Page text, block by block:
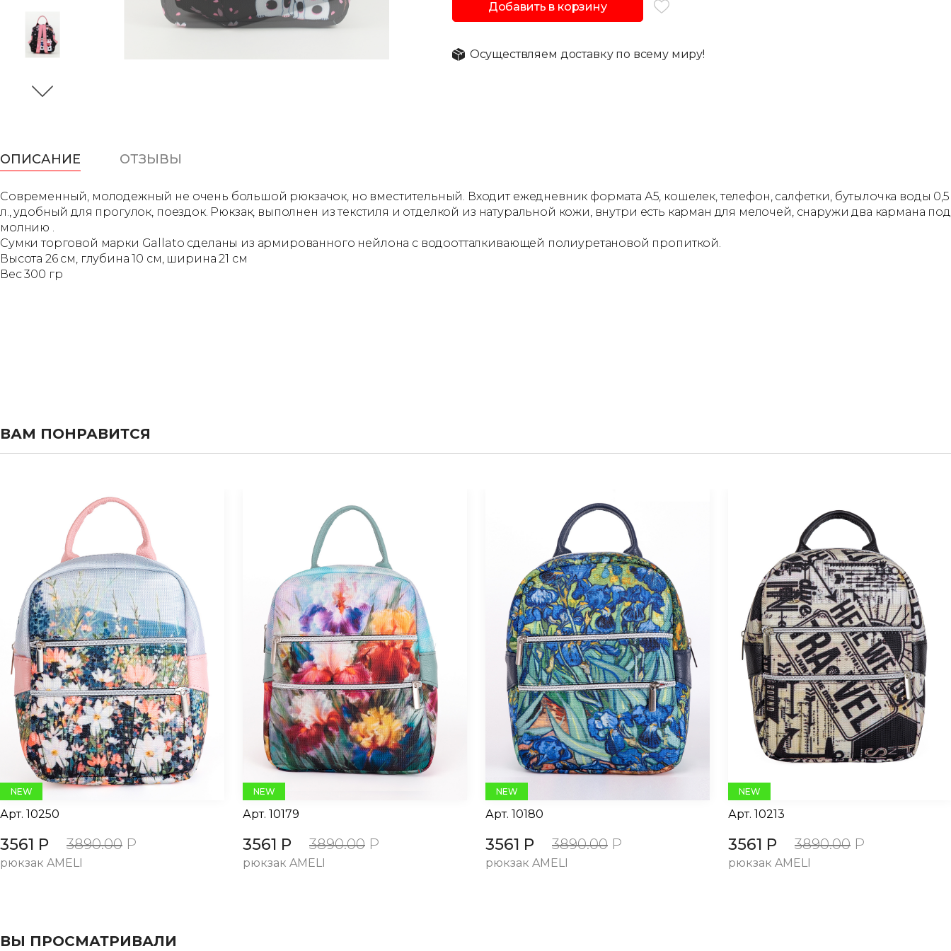
Добавить в корзину
Осуществляем доставку по всему миру!
ОПИСАНИЕ ОТЗЫВЫ
Современный, молодежный не очень большой рюкзачок, но вместительный. Входит ежедневник формата А5, кошелек, телефон, салфетки, бутылочка воды 0,5
л., удобный для прогулок, поездок. Рюкзак, выполнен из текстиля и отделкой из натуральной кожи, внутри есть карман для мелочей, снаружи два кармана под
молнию .
Сумки торговой марки Gallato сделаны из армированного нейлона с водоотталкивающей полиуретановой пропиткой.
Высота 26 см, глубина 10 см, ширина 21 см
Вес 300 гр
ВАМ ПОНРАВИТСЯ
NEW
Арт. 10250
3561 Р 3890.00 Р
рюкзак AMELI
NEW
Арт. 10179
3561 Р 3890.00 Р
рюкзак AMELI
NEW
Арт. 10180
3561 Р 3890.00 Р
рюкзак AMELI
NEW
Арт. 10213
3561 Р 3890.00 Р
рюкзак AMELI
ВЫ ПРОСМАТРИВАЛИ